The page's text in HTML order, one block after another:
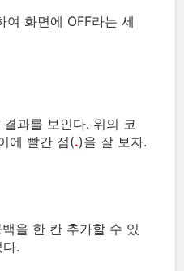
여 화면에 OFF라는 세
과를 보인다. 위의 코
에 빨간 점(.)을 잘 보자.
을 한 칸 추가할 수 있
.